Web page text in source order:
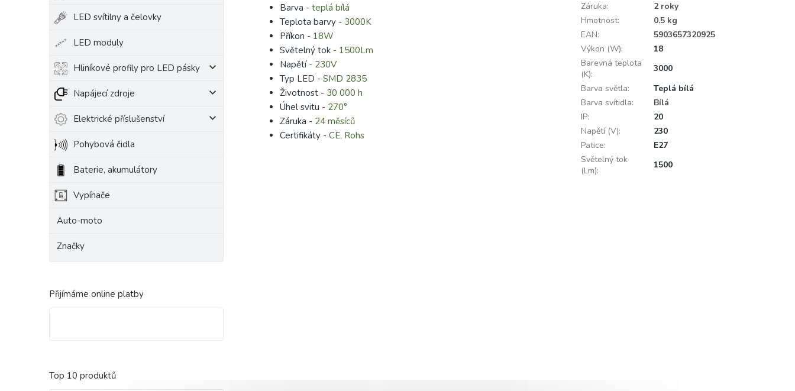
LED svítilny a čelovky
LED moduly
Hliníkové profily pro LED pásky
Napájecí zdroje
Elektrické příslušenství
Pohybová čidla
Baterie, akumulátory
Vypínače
Auto-moto
Značky
Přijímáme online platby
Top 10 produktů
Barva - teplá bílá
Teplota barvy - 3000K
Příkon - 18W
Světelný tok - 1500Lm
Napětí- 230V
Typ LED - SMD 2835
Životnost - 30 000 h
Úhel svitu - 270°
Záruka - 24 měsíců
Certifikáty - CE, Rohs
Záruka:
2 roky
Hmotnost:
0.5 kg
EAN:
5903657320925
Výkon (W):
18
Barevná teplota
(K):
3000
Barva světla:
Teplá bílá
Barva svítidla:
Bílá
IP:
20
Napětí (V):
230
Patice:
E27
Světelný tok
(Lm):
1500